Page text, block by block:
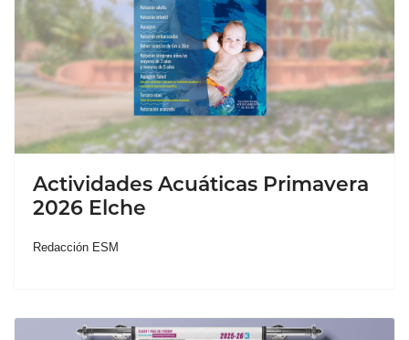
Actividades Acuáticas Primavera
2026 Elche
Redacción ESM